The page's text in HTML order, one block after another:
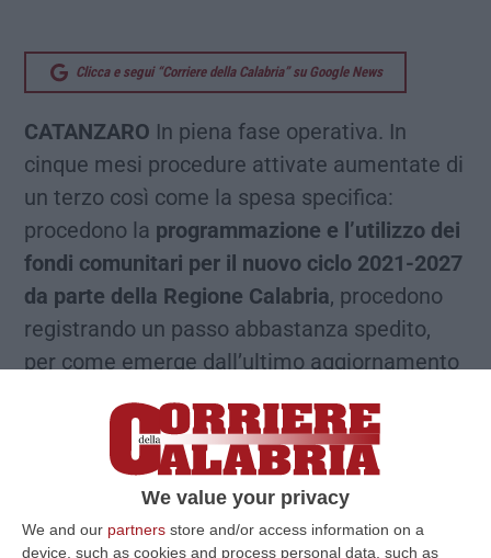
We value your privacy
We and our partners store and/or access information on a
device, such as cookies and process personal data, such as
Clicca e segui “Corriere della Calabria” su Google News
CATANZARO In piena fase operativa. In
cinque mesi procedure attivate aumentate di
un terzo così come la spesa specifica:
procedono la programmazione e l’utilizzo dei
fondi comunitari per il nuovo ciclo 2021-2027
da parte della Regione Calabria, procedono
registrando un passo abbastanza spedito,
per come emerge dall’ultimo aggiornamento
Europa”. Al 30 gennaio infatti leprocedure
attivate sono 103 , censita unaspesa
specifica di oltre 930 milioni, così suddivisi:
oltre 679 milioni per il Fesr (76 procedure